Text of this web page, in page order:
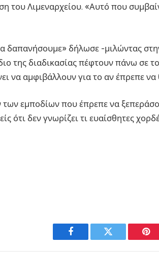
του Λιμεναρχείου. «Αυτό που
δαπανήσουμε» δήλωσε -μιλώντας
της διαδικασίας πέφτουν πάνω σε
να αμφιβάλλουν για το αν έπρεπε
των εμποδίων που έπρεπε να
ότι δεν γνωρίζει τι ευαίσθητες
Facebook Twitter